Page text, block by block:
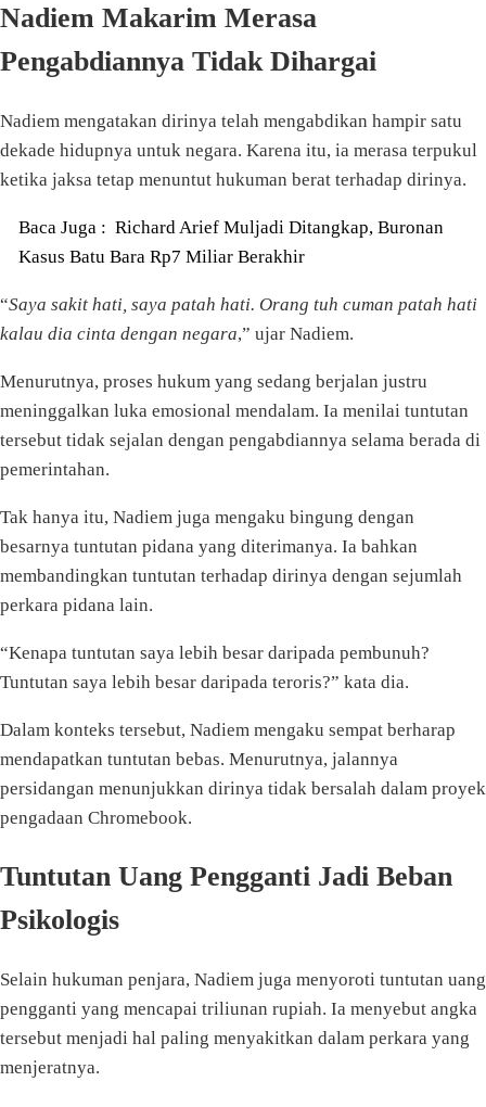
Nadiem Makarim Merasa
Pengabdiannya Tidak Dihargai
Nadiem mengatakan dirinya telah mengabdikan hampir satu
dekade hidupnya untuk negara. Karena itu, ia merasa terpukul
ketika jaksa tetap menuntut hukuman berat terhadap dirinya.
Baca Juga : Richard Arief Muljadi Ditangkap, Buronan
Kasus Batu Bara Rp7 Miliar Berakhir
“Saya sakit hati, saya patah hati. Orang tuh cuman patah hati
kalau dia cinta dengan negara,” ujar Nadiem.
Menurutnya, proses hukum yang sedang berjalan justru
meninggalkan luka emosional mendalam. Ia menilai tuntutan
tersebut tidak sejalan dengan pengabdiannya selama berada di
pemerintahan.
Tak hanya itu, Nadiem juga mengaku bingung dengan
besarnya tuntutan pidana yang diterimanya. Ia bahkan
membandingkan tuntutan terhadap dirinya dengan sejumlah
perkara pidana lain.
“Kenapa tuntutan saya lebih besar daripada pembunuh?
Tuntutan saya lebih besar daripada teroris?” kata dia.
Dalam konteks tersebut, Nadiem mengaku sempat berharap
mendapatkan tuntutan bebas. Menurutnya, jalannya
persidangan menunjukkan dirinya tidak bersalah dalam proyek
pengadaan Chromebook.
Tuntutan Uang Pengganti Jadi Beban
Psikologis
Selain hukuman penjara, Nadiem juga menyoroti tuntutan uang
pengganti yang mencapai triliunan rupiah. Ia menyebut angka
tersebut menjadi hal paling menyakitkan dalam perkara yang
menjeratnya.